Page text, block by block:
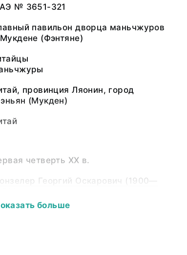
№ 3651-321
павильон дворца маньчжуров
(Фэнтяне)
провинция Ляонин, город
(Мукден)
четверть ХХ в.
Георгий Оскарович (1900—
больше